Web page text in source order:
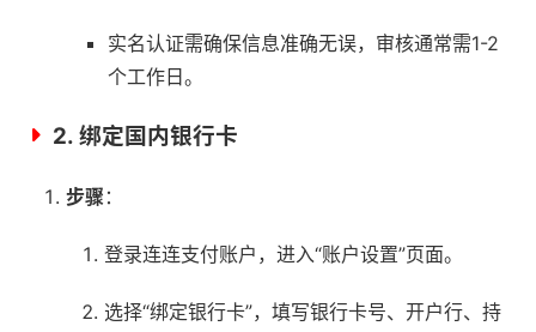
实名认证需确保信息准确无误，审核通常需1-2
个工作日。
2. 绑定国内银行卡
步骤 ：
登录连连支付账户，进入“账户设置”页面。
选择“绑定银行卡”，填写银行卡号、开户行、持